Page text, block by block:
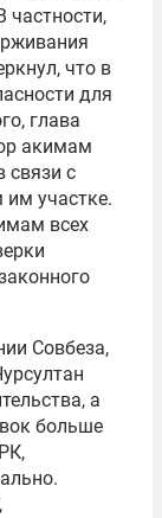
частности,
что в
для
глава
акимам
связи с
им участке.
всех
Совбеза,
а
больше